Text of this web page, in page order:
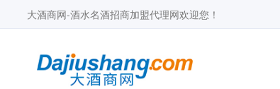
大酒商网-酒水名酒招商加盟代理网欢迎您！